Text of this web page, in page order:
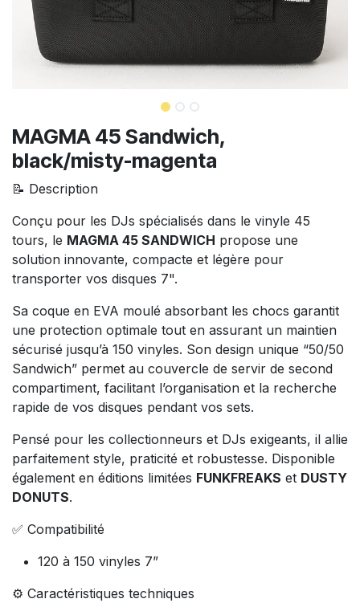
MAGMA 45 Sandwich,
black/misty-magenta
📝 Description
Conçu pour les DJs spécialisés dans le vinyle 45
tours, le MAGMA 45 SANDWICH propose une
solution innovante, compacte et légère pour
transporter vos disques 7".
Sa coque en EVA moulé absorbant les chocs garantit
une protection optimale tout en assurant un maintien
sécurisé jusqu’à 150 vinyles. Son design unique “50/50
Sandwich” permet au couvercle de servir de second
compartiment, facilitant l’organisation et la recherche
rapide de vos disques pendant vos sets.
Pensé pour les collectionneurs et DJs exigeants, il allie
parfaitement style, praticité et robustesse. Disponible
également en éditions limitées FUNKFREAKS et DUSTY
DONUTS.
✅ Compatibilité
120 à 150 vinyles 7”
⚙️ Caractéristiques techniques